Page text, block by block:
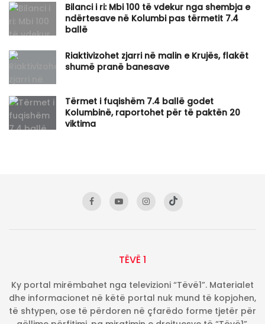
Bilanci i ri: Mbi 100 të vdekur nga shembja e
ndërtesave në Kolumbi pas tërmetit 7.4
ballë
Riaktivizohet zjarri në malin e Krujës, flakët
shumë pranë banesave
Tërmet i fuqishëm 7.4 ballë godet
Kolumbinë, raportohet për të paktën 20
viktima
TËVË 1
Ky portal mirëmbahet nga televizioni “Tëvë1”. Materialet
dhe informacionet në këtë portal nuk mund të kopjohen,
të shtypen, ose të përdoren në çfarëdo forme tjetër për